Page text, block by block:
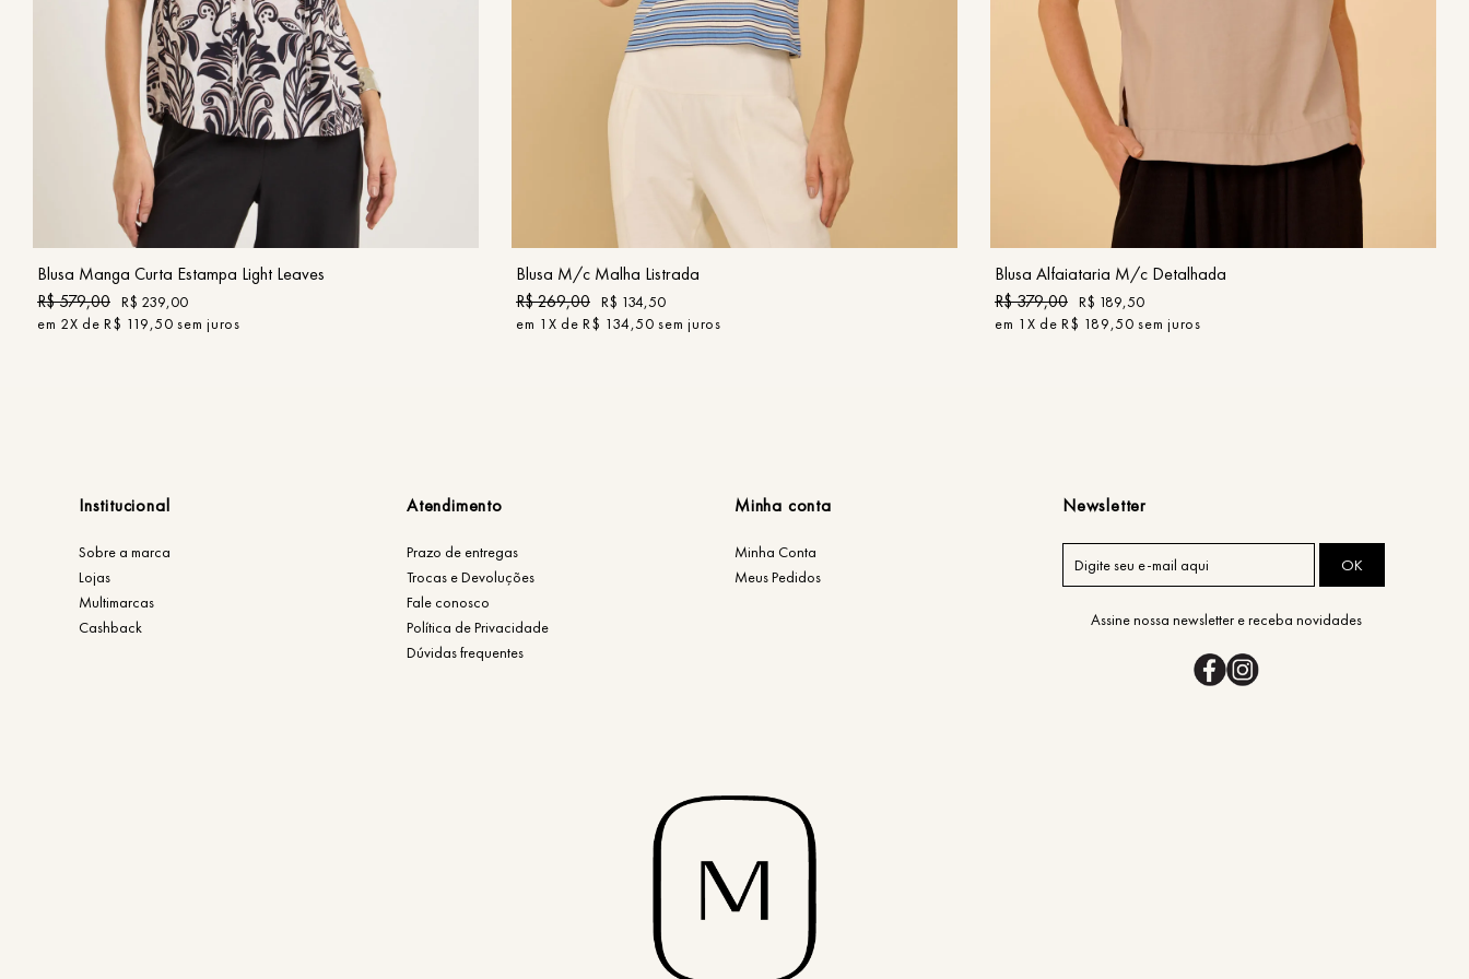
M
COMPRAR
Blusa Manga Curta Estampa Light Leaves
R$579,00 R$ 239,00
em 2X deR$ 119,50 sem juros
P GG
COMPRAR
Blusa M/c Malha Listrada
R$269,00 R$ 134,50
em 1 X deR$ 134,50 sem juros
Blusa Alfaiataria M/c Detalhada
R$379,00 R$ 189,50
em 1 X deR$ 189,50 sem juros
Institucional
Sobre a marca
Lojas
Multimarcas
Cashback
Atendimento
Prazo de entregas
Trocas e Devoluções
Fale conosco
Política de Privacidade
Dúvidas frequentes
Minha conta
Minha Conta
Meus Pedidos
Newsletter
OK
Assine nossa newsletter e receba novidades